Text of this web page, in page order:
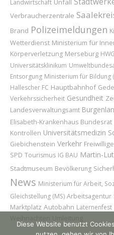
Landwirtschaft Unfall
Verbraucherzentrale
Brand Polizeimeldungen
Wetterdienst Ministerium für
Körperverletzung Merseburg HWG
Universitätsklinikum
Entsorgung Ministerium für Bildung
Hallescher FC Hauptbahnhof
Verkehrssicherheit Gesundheit
Landesverwaltungsamt
Elisabeth-Krankenhaus Bundesrat
Kontrollen Universitätsmedizin
Giebichenstein Verkehr
SPD Tourismus IG BAU Martin-
Stadtmuseum Bevölkerung
News Ministerium für Arbeit,
Gleichstellung (MS) Arbeitsagentur
Marktplatz Autobahn Laternenfest
Diese Website benutzt